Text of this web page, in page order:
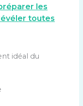
les
toutes
idéal du